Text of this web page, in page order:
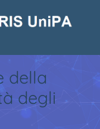
della
degli